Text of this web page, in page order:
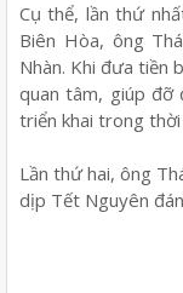
Cụ thể, lần thứ
Biên Hòa, ông
Nhàn. Khi đưa tiền
quan tâm, giúp đỡ
triển khai trong
Lần thứ hai, ông
dịp Tết Nguyên